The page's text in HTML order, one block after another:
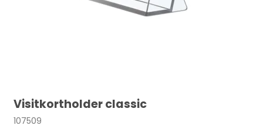
Visitkortholder classic
107509